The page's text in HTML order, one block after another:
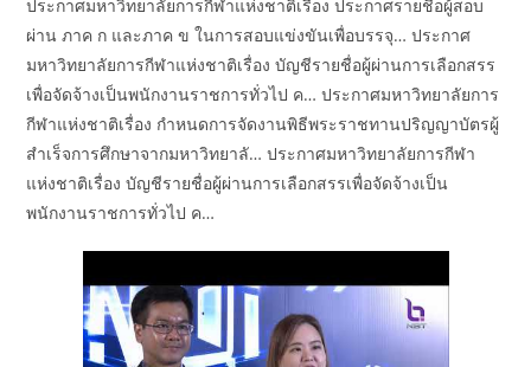
ประกาศมหาวิทยาลัยการกีฬาแห่งชาติเรื่อง ประกาศรายชื่อผู้สอบ
ผ่าน ภาค ก และภาค ข ในการสอบแข่งขันเพื่อบรรจุ… ประกาศ
มหาวิทยาลัยการกีฬาแห่งชาติเรื่อง บัญชีรายชื่อผู้ผ่านการเลือกสรร
เพื่อจัดจ้างเป็นพนักงานราชการทั่วไป ค… ประกาศมหาวิทยาลัยการ
กีฬาแห่งชาติเรื่อง กำหนดการจัดงานพิธีพระราชทานปริญญาบัตรผู้
สำเร็จการศึกษาจากมหาวิทยาลั… ประกาศมหาวิทยาลัยการกีฬา
แห่งชาติเรื่อง บัญชีรายชื่อผู้ผ่านการเลือกสรรเพื่อจัดจ้างเป็น
พนักงานราชการทั่วไป ค…